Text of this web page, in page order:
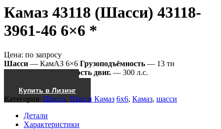
Камаз 43118 (Шасси) 43118-
3961-46 6×6 *
Цена: по запросу
Шасси — КамАЗ 6×6 Грузоподъёмность — 13 тн
Мощность двиг. — 300 л.с.
Купить в Лизинг
Категория: Шасси, Шасси Камаз 6x6, Камаз, шасси
Детали
Характеристики